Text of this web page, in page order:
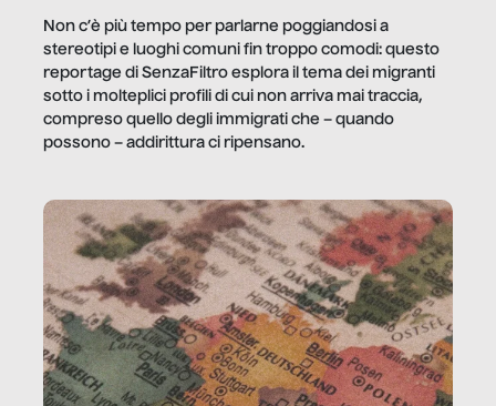
Non c’è più tempo per parlarne poggiandosi a
stereotipi e luoghi comuni fin troppo comodi: questo
reportage di SenzaFiltro esplora il tema dei migranti
sotto i molteplici profili di cui non arriva mai traccia,
compreso quello degli immigrati che – quando
possono – addirittura ci ripensano.